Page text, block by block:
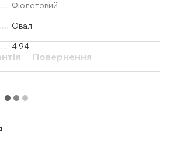
Фіолетовий
Овал
4.94
Повернення